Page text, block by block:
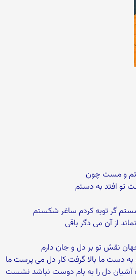
و مست چون
تو افتد به دستم
گر توبه کردم ساغر شکستم
از آن می دگر باقی
جهان نقش تو بر دل و جان دارم
دست ما بالا گرفت کار دل می پرست ما
آشیان دل را به بام دوست نباشد نشست